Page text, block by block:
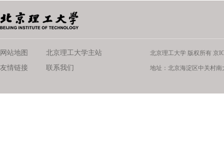
网站地图
北京理工大学主站
友情链接
联系我们
北京理工大学 版权所有 京
地址：北京海淀区中关村南